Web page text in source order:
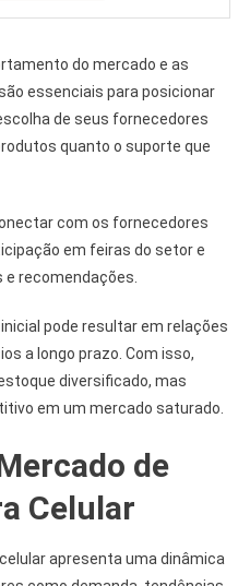
do mercado e as
essenciais para posicionar
de seus fornecedores
quanto o suporte que
com os fornecedores
em feiras do setor e
e recomendações.
pode resultar em relações
a longo prazo. Com isso,
diversificado, mas
em um mercado saturado.
de
Celular
apresenta uma dinâmica